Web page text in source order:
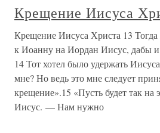
Крещение Иисуса
Крещение Иисуса Христа 13
к Иоанну на Иордан Иисус, дабы
14 Тот хотел было удержать
мне? Но ведь это мне следует
крещение».15 «Пусть будет так на
Иисус. — Нам нужно